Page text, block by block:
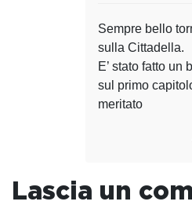
Sempre bello
sulla Cittadella.
E’ stato fatto un
sul primo
meritato
Lascia un